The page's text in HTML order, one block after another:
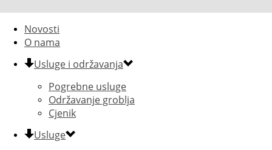
Novosti
O nama
Usluge i održavanja
Pogrebne usluge
Održavanje groblja
Cjenik
Usluge